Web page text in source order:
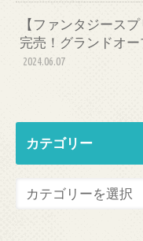
【ファンタジース
完売！グランドオ
2024.06.07
カテゴリー